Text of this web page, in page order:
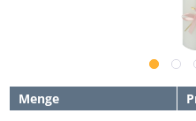
Menge